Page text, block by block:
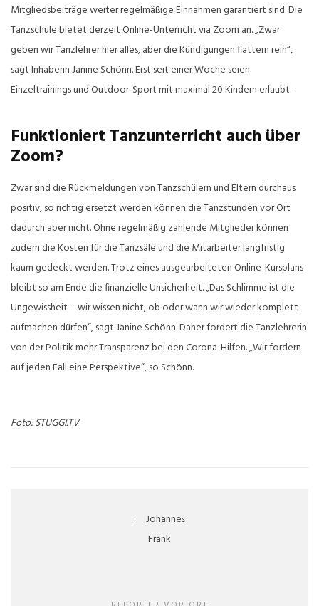
Mitgliedsbeiträge weiter regelmäßige Einnahmen garantiert sind. Die
Tanzschule bietet derzeit Online-Unterricht via Zoom an. „Zwar
geben wir Tanzlehrer hier alles, aber die Kündigungen flattern rein“,
sagt Inhaberin Janine Schönn. Erst seit einer Woche seien
Einzeltrainings und Outdoor-Sport mit maximal 20 Kindern erlaubt.
Funktioniert Tanzunterricht auch über
Zoom?
Zwar sind die Rückmeldungen von Tanzschülern und Eltern durchaus
positiv, so richtig ersetzt werden können die Tanzstunden vor Ort
dadurch aber nicht. Ohne regelmäßig zahlende Mitglieder können
zudem die Kosten für die Tanzsäle und die Mitarbeiter langfristig
kaum gedeckt werden. Trotz eines ausgearbeiteten Online-Kursplans
bleibt so am Ende die finanzielle Unsicherheit. „Das Schlimme ist die
Ungewissheit – wir wissen nicht, ob oder wann wir wieder komplett
aufmachen dürfen“, sagt Janine Schönn. Daher fordert die Tanzlehrerin
von der Politik mehr Transparenz bei den Corona-Hilfen. „Wir fordern
auf jeden Fall eine Perspektive“, so Schönn.
Foto: STUGGI.TV